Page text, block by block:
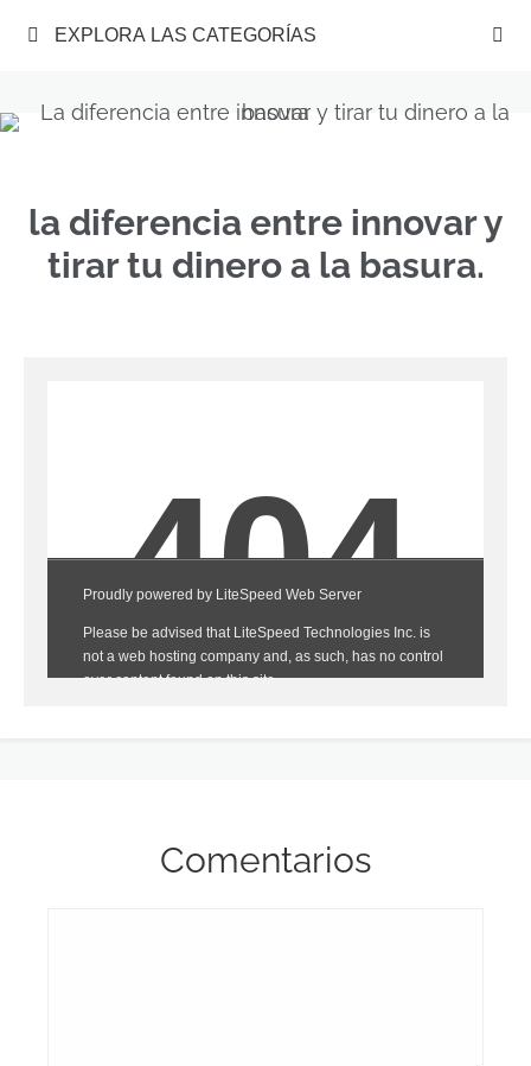
EXPLORA LAS CATEGORÍAS
la diferencia entre innovar y
tirar tu dinero a la basura.
Comentarios